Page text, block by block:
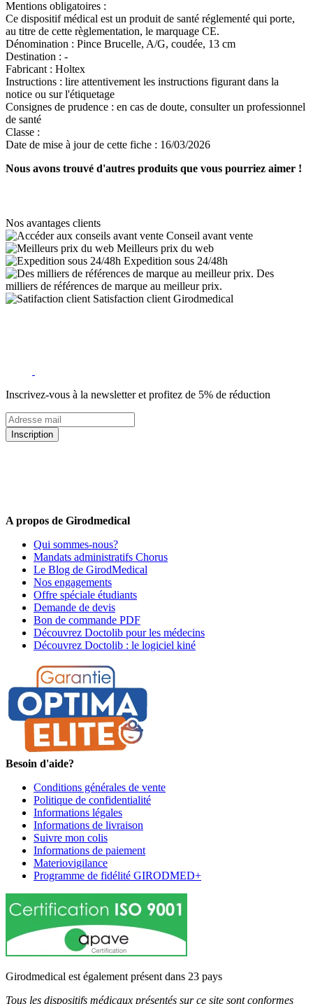
Mentions obligatoires :
Ce dispositif médical est un produit de santé réglementé qui porte,
au titre de cette règlementation, le marquage CE.
Dénomination : Pince Brucelle, A/G, coudée, 13 cm
Destination : -
Fabricant : Holtex
Instructions : lire attentivement les instructions figurant dans la
notice ou sur l'étiquetage
Consignes de prudence : en cas de doute, consulter un professionnel
de santé
Classe :
Date de mise à jour de cette fiche : 16/03/2026
Nous avons trouvé d'autres produits que vous pourriez aimer !
Nos avantages clients
Conseil avant vente
Meilleurs prix du web
Expedition sous 24/48h
Des
milliers de références de marque au meilleur prix.
Satisfaction client Girodmedical
Inscrivez-vous à la newsletter et profitez de 5% de réduction
Inscription
A propos de Girodmedical
Qui sommes-nous?
Mandats administratifs Chorus
Le Blog de GirodMedical
Nos engagements
Offre spéciale étudiants
Demande de devis
Bon de commande PDF
Découvrez Doctolib pour les médecins
Découvrez Doctolib : le logiciel kiné
Besoin d'aide?
Conditions générales de vente
Politique de confidentialité
Informations légales
Informations de livraison
Suivre mon colis
Informations de paiement
Materiovigilance
Programme de fidélité GIRODMED+
Girodmedical est également présent dans 23 pays
Tous les dispositifs médicaux présentés sur ce site sont conformes